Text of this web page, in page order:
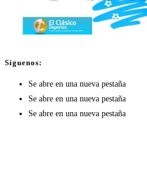
Síguenos:
Se abre en una nueva pestaña
Se abre en una nueva pestaña
Se abre en una nueva pestaña